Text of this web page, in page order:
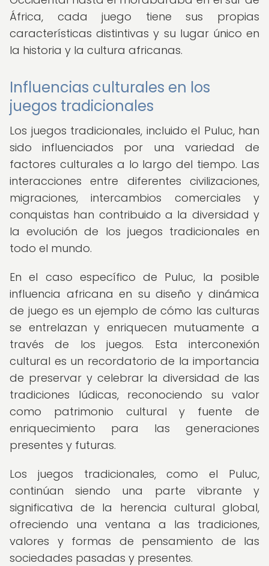
África, cada juego tiene sus propias
características distintivas y su lugar único en
la historia y la cultura africanas.
Influencias culturales en los
juegos tradicionales
Los juegos tradicionales, incluido el Puluc, han
sido influenciados por una variedad de
factores culturales a lo largo del tiempo. Las
interacciones entre diferentes civilizaciones,
migraciones, intercambios comerciales y
conquistas han contribuido a la diversidad y
la evolución de los juegos tradicionales en
todo el mundo.
En el caso específico de Puluc, la posible
influencia africana en su diseño y dinámica
de juego es un ejemplo de cómo las culturas
se entrelazan y enriquecen mutuamente a
través de los juegos. Esta interconexión
cultural es un recordatorio de la importancia
de preservar y celebrar la diversidad de las
tradiciones lúdicas, reconociendo su valor
como patrimonio cultural y fuente de
enriquecimiento para las generaciones
presentes y futuras.
Los juegos tradicionales, como el Puluc,
continúan siendo una parte vibrante y
significativa de la herencia cultural global,
ofreciendo una ventana a las tradiciones,
valores y formas de pensamiento de las
sociedades pasadas y presentes.